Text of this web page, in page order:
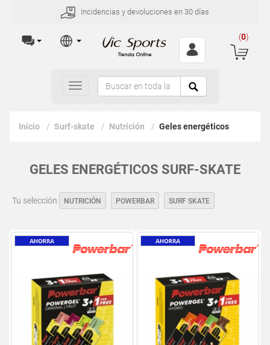
Incidencias y devoluciones en 30 días
(0)
Toggle
navigation
Inicio Surf-skate Nutrición Geles energéticos
GELES ENERGÉTICOS SURF-SKATE
Tu selección NUTRICIÓN POWERBAR SURF SKATE